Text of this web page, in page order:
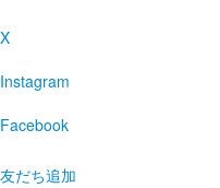
X
Instagram
Facebook
友だち追加